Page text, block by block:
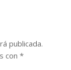
publicada.
con *